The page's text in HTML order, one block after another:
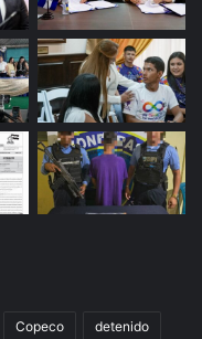
Copeco detenido